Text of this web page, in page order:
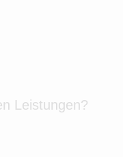
Leistungen?